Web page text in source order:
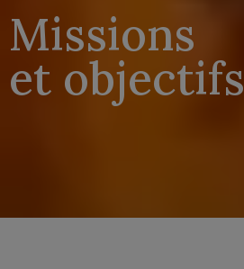
Missions
et objectifs